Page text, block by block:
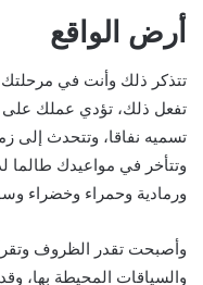
أرض الواقع
تتذكر ذلك وأنت في مرحلتك
تفعل ذلك، تؤدي عملك
تسميه نفاقا، وتتحدث إلى
وتتأخر في مواعيدك طالما
ورمادية وحمراء وخضراء
وأصبحت تقدر الظروف
والسياقات المحيطة بها،